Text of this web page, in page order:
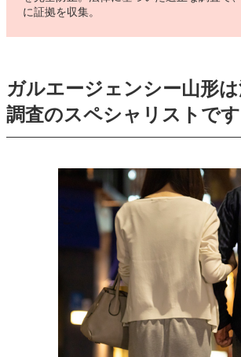
に証拠を収集。
ガルエージェンシー山形
調査のスペシャリストです